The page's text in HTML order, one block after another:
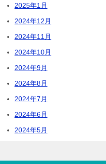
2025年1月
2024年12月
2024年11月
2024年10月
2024年9月
2024年8月
2024年7月
2024年6月
2024年5月